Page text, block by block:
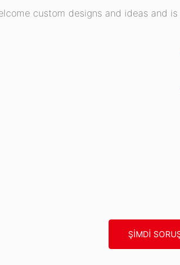
custom designs and ideas and
ŞIMDI